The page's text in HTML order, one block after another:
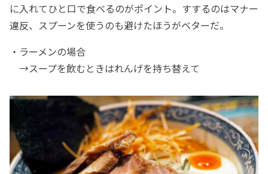
に入れてひと口で食べるのがポイント。すするのはマナー
違反、スプーンを使うのも避けたほうがベターだ。
・ラーメンの場合
→スープを飲むときはれんげを持ち替えて